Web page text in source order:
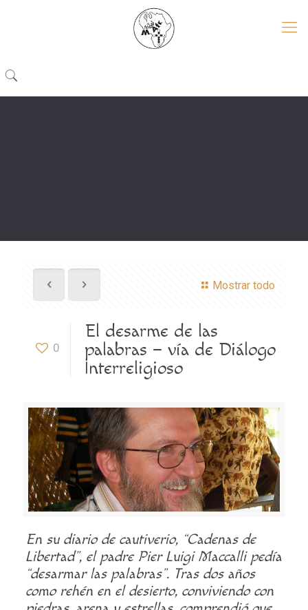
Mostrar todo
0
El desarme de las
palabras – vía de Diálogo
Interreligioso
En su diario de cautiverio, “Cadenas de
Libertad”, el padre Pier Luigi Maccalli pedía
“desarmar las palabras”. Tras dos años
como rehén en el desierto, conviviendo con